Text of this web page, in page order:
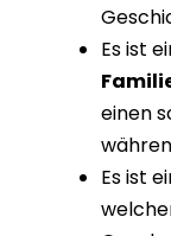
Es ist
einen
Es ist